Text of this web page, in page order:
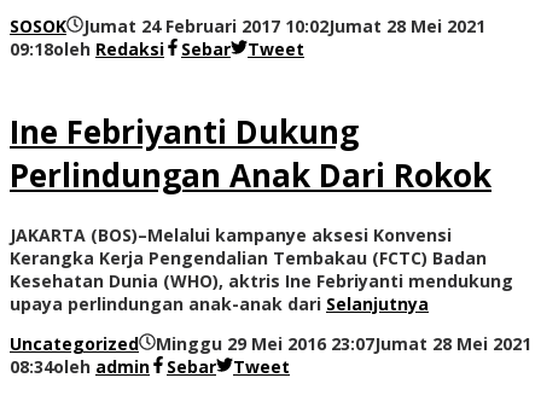
SOSOK
Jumat 24 Februari 2017 10:02Jumat 28 Mei 2021
09:18oleh Redaksi Sebar Tweet
Ine Febriyanti Dukung
Perlindungan Anak Dari Rokok
JAKARTA (BOS)–Melalui kampanye aksesi Konvensi
Kerangka Kerja Pengendalian Tembakau (FCTC) Badan
Kesehatan Dunia (WHO), aktris Ine Febriyanti mendukung
upaya perlindungan anak-anak dari Selanjutnya
Uncategorized
Minggu 29 Mei 2016 23:07Jumat 28 Mei 2021
08:34oleh admin Sebar Tweet